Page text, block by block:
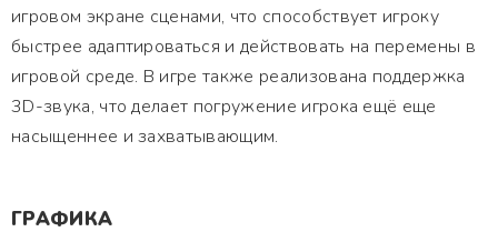
игровом экране сценами, что способствует игроку
быстрее адаптироваться и действовать на перемены в
игровой среде. В игре также реализована поддержка
3D-звука, что делает погружение игрока ещё еще
насыщеннее и захватывающим.
ГРАФИКА